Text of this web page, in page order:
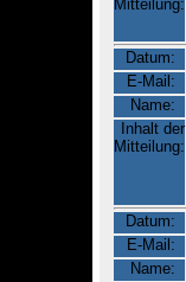
Mitteilung:
Datum:
E-Mail:
Name:
Inhalt der
Mitteilung:
Datum:
E-Mail:
Name: